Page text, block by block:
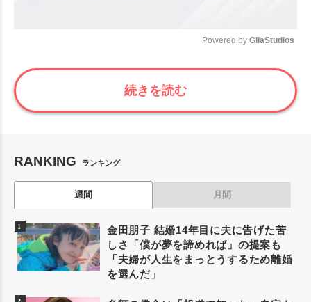
Mute
Powered by GliaStudios
続きを読む
RANKING ランキング
週間 月間
金田朋子 結婚14年目に夫に告げた苦
しさ「僕が夢を諦めれば」の提案も
「夫婦が人生をまっとうするため離婚
を選んだ」